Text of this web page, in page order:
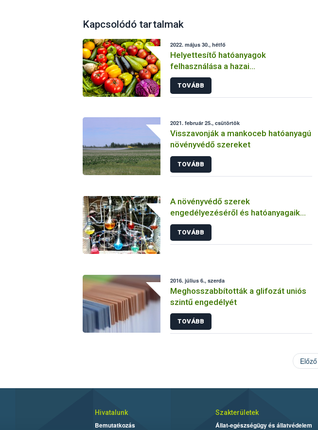
Kapcsolódó tartalmak
2022. május 30., hétfő
Helyettesítő hatóanyagok
felhasználása a hazai
növényvédelemben
TOVÁBB
2021. február 25., csütörtök
Visszavonják a mankoceb hatóanyagú
növényvédő szereket
TOVÁBB
A növényvédő szerek
engedélyezéséről és hatóanyagaik
vizsgálatáról
TOVÁBB
2016. július 6., szerda
Meghosszabbították a glifozát uniós
szintű engedélyét
TOVÁBB
Előző
Hivatalunk
Bemutatkozás
Szakterületek
Állat-egészségügy és állatvédelem